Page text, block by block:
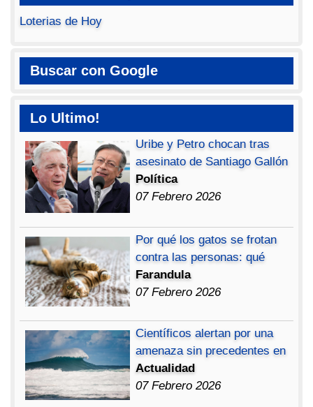
Loterias de Hoy
Buscar con Google
Lo Ultimo!
Uribe y Petro chocan tras
asesinato de Santiago Gallón
Política
07 Febrero 2026
Por qué los gatos se frotan
contra las personas: qué
Farandula
07 Febrero 2026
Científicos alertan por una
amenaza sin precedentes en
Actualidad
07 Febrero 2026